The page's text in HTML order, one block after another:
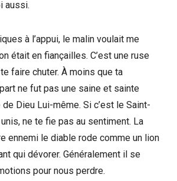
aussi.
à l’appui, le malin voulait me
était en fiançailles. C’est une ruse
faire chuter. À moins que ta
ne fut pas une saine et sainte
Dieu Lui-même. Si c’est le Saint-
ne te fie pas au sentiment. La
ennemi le diable rode comme un lion
qui dévorer. Généralement il se
pour nous perdre.